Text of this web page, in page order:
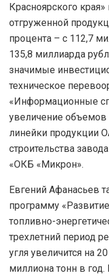
Красноярского
отгруженной
процента – с 112,7
135,8 миллиарда
значимые
техническое
«Информационные
увеличение объемов
линейки продукции
строительства
«ОКБ «Микрон».
Евгений Афанасьев
программу
топливно-
трехлетний период
угля увеличится на
миллиона тонн в